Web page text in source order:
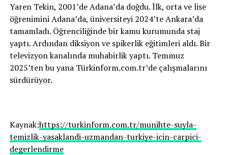
Yaren Tekin, 2001’de Adana’da doğdu. İlk, orta ve lise
öğrenimini Adana’da, üniversiteyi 2024’te Ankara’da
tamamladı. Öğrenciliğinde bir kamu kurumunda staj
yaptı. Ardından diksiyon ve spikerlik eğitimleri aldı. Bir
televizyon kanalında muhabirlik yaptı. Temmuz
2025’ten bu yana Türkinform.com.tr’de çalışmalarını
sürdürüyor.
Kaynak:https://turkinform.com.tr/munihte-suyla-
temizlik-yasaklandi-uzmandan-turkiye-icin-carpici-
degerlendirme